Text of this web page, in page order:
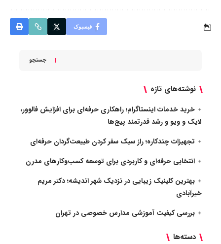
فیسبوک
جستجو
نوشته‌های تازه
خرید خدمات اینستاگرام؛ راهکاری حرفه‌ای برای افزایش فالوور،
لایک و ویو و رشد قدرتمند پیج‌ها
تجهیزات چندکاره؛ راز سبک سفر کردن طبیعت‌گردان حرفه‌ای
انتخابی حرفه‌ای و کاربردی برای توسعه کسب‌وکارهای مدرن
بهترین کلینیک زیبایی در نزدیک شهر اندیشه؛ دکتر مریم
خیرآبادی
بررسی کیفیت آموزشی مدارس خصوصی در تهران
دسته‌ها